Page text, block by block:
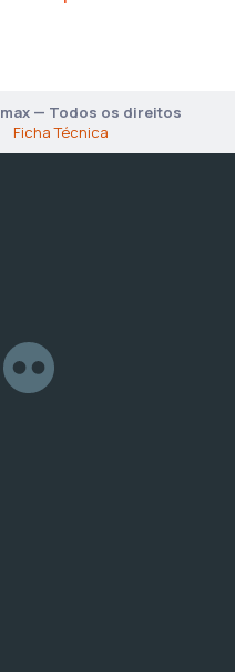
— Todos os direitos
Ficha Técnica